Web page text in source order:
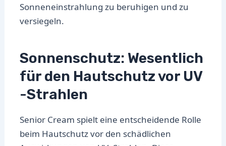
Sonneneinstrahlung zu beruhigen und zu
versiegeln.
Sonnenschutz: Wesentlich
für den Hautschutz vor UV
-Strahlen
Senior Cream spielt eine entscheidende Rolle
beim Hautschutz vor den schädlichen